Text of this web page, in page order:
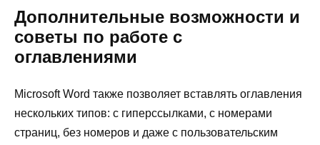
Дополнительные возможности и
советы по работе с
оглавлениями
Microsoft Word также позволяет вставлять оглавления
нескольких типов: с гиперссылками, с номерами
страниц, без номеров и даже с пользовательским